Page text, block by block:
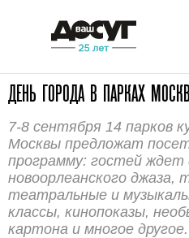
ДЕНЬ ГОРОДА В ПАРКАХ
7-8 сентября 14 парков
Москвы предложат
программу: гостей
новоорлеанского джаза,
театральные и
классы, кинопоказы,
картона и многое другое.